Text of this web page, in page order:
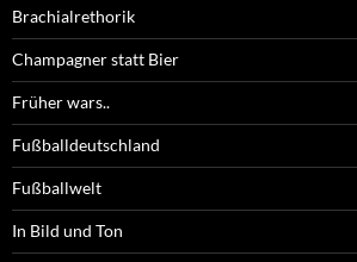
Brachialrethorik
Champagner statt Bier
Früher wars..
Fußballdeutschland
Fußballwelt
In Bild und Ton